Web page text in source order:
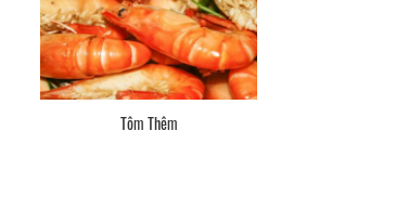
Tôm Thêm